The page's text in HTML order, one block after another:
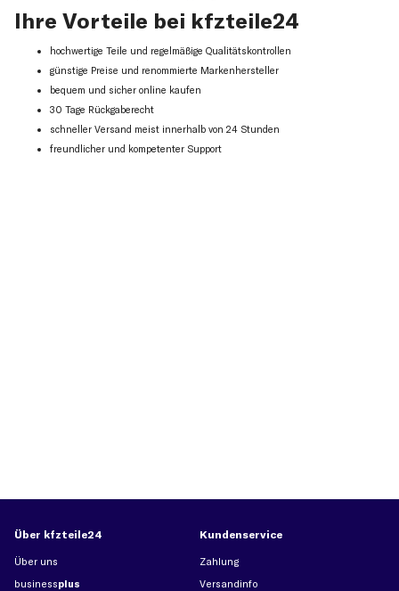
Ihre Vorteile bei kfzteile24
hochwertige Teile und regelmäßige Qualitätskontrollen
günstige Preise und renommierte Markenhersteller
bequem und sicher online kaufen
30 Tage Rückgaberecht
schneller Versand meist innerhalb von 24 Stunden
freundlicher und kompetenter Support
Über kfzteile24
Über uns
businessplus
Kundenservice
Zahlung
Versandinfo